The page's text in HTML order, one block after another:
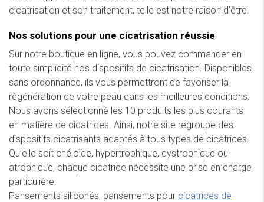
cicatrisation et son traitement, telle est notre raison d’être.
Nos solutions pour une cicatrisation réussie
Sur notre boutique en ligne, vous pouvez commander en
toute simplicité nos dispositifs de cicatrisation. Disponibles
sans ordonnance, ils vous permettront de favoriser la
régénération de votre peau dans les meilleures conditions.
Nous avons sélectionné les 10 produits les plus courants
en matière de cicatrices. Ainsi, notre site regroupe des
dispositifs cicatrisants adaptés à tous types de cicatrices.
Qu’elle soit chéloïde, hypertrophique, dystrophique ou
atrophique, chaque cicatrice nécessite une prise en charge
particulière.
Pansements siliconés, pansements pour cicatrices de